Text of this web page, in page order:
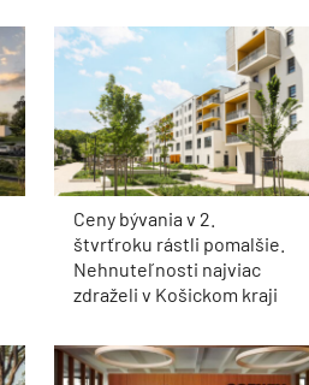
Ceny bývania v 2.
štvrťroku rástli pomalšie.
Nehnuteľnosti najviac
zdraželi v Košickom kraji